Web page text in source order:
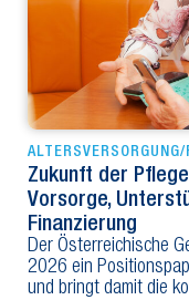
ALTERSVERSORGUNG/
Zukunft der
Vorsorge,
Finanzierung
Der Österreichische
2026 ein
und bringt damit die